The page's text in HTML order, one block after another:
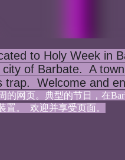
to Holy Week in
of Barbate.  A
Welcome and
的网页。典型的节日，在
。  欢迎并享受页面。